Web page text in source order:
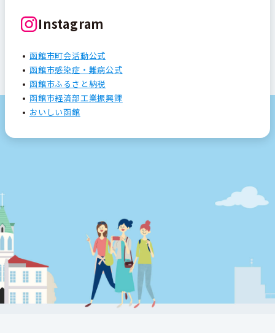
Instagram
函館市町会活動公式
函館市感染症・難病公式
函館市ふるさと納税
函館市経済部工業振興課
おいしい函館